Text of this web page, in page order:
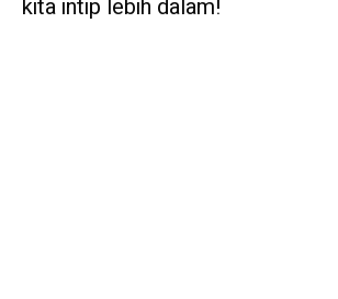
kita intip lebih dalam!